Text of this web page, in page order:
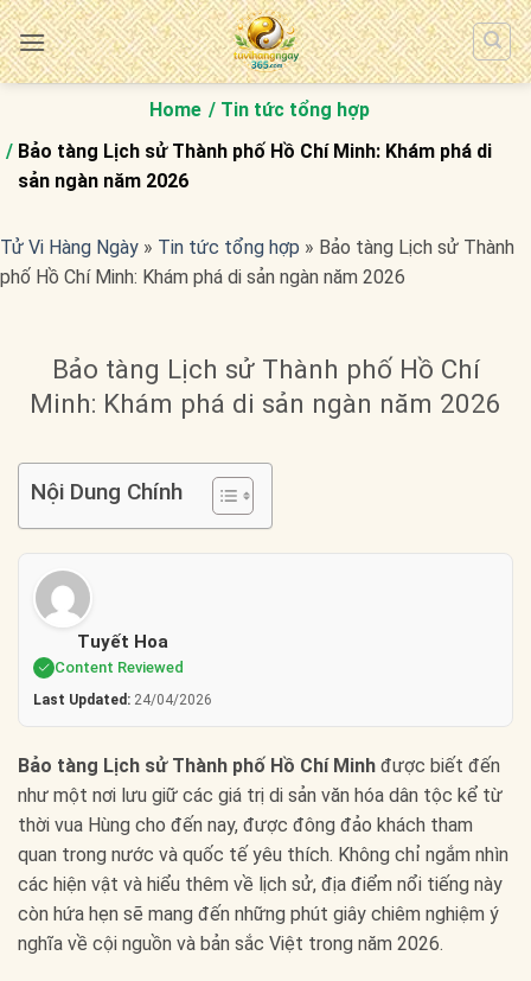
Bỏ
qua
nội
Home
Tin tức tổng hợp
Bảo tàng Lịch sử Thành phố Hồ Chí Minh: Khám phá di
sản ngàn năm 2026
Tử Vi Hàng Ngày » Tin tức tổng hợp » Bảo tàng Lịch sử Thành
phố Hồ Chí Minh: Khám phá di sản ngàn năm 2026
Bảo tàng Lịch sử Thành phố Hồ Chí
Minh: Khám phá di sản ngàn năm 2026
Nội Dung Chính
Tuyết Hoa
Content Reviewed
Last Updated: 24/04/2026
Bảo tàng Lịch sử Thành phố Hồ Chí Minh được biết đến
như một nơi lưu giữ các giá trị di sản văn hóa dân tộc kể từ
thời vua Hùng cho đến nay, được đông đảo khách tham
quan trong nước và quốc tế yêu thích. Không chỉ ngắm nhìn
các hiện vật và hiểu thêm về lịch sử, địa điểm nổi tiếng này
còn hứa hẹn sẽ mang đến những phút giây chiêm nghiệm ý
nghĩa về cội nguồn và bản sắc Việt trong năm 2026.